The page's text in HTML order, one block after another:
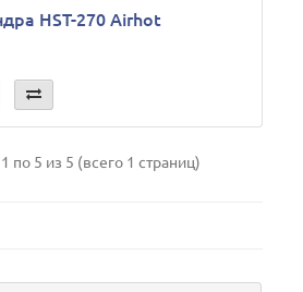
HST-270 Airhot
по 5 из 5 (всего 1 страниц)